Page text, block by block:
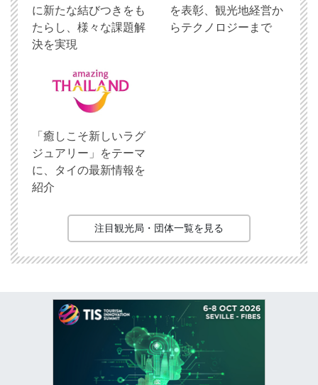
に新たな結びつきをも
たらし、様々な課題解
決を実現
を表彰、観光地経営か
らテクノロジーまで
「癒しこそ新しいラグ
ジュアリー」をテーマ
に、タイの最新情報を
紹介
注目観光局・団体一覧を見る